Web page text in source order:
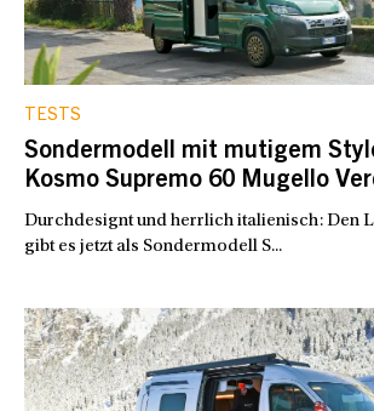
TESTS
Sondermodell mit mutigem
Kosmo Supremo 60 Mugello
Durchdesignt und herrlich italienisch: Den
gibt es jetzt als Sondermodell S...